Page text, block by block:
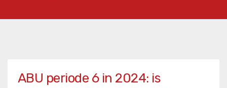
ABU periode 6 in 2024: is